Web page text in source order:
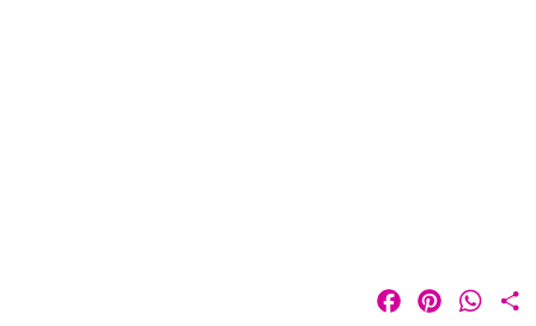
FacebookPinterest